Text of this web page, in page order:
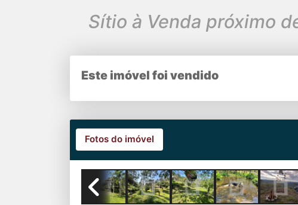
Sítio à Venda próximo
Este imóvel foi vendido
Fotos do imóvel